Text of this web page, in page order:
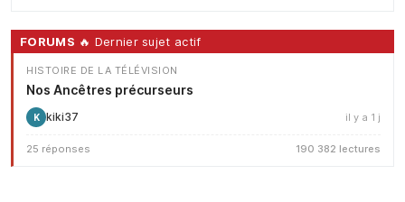
FORUMS 🔥 Dernier sujet actif
HISTOIRE DE LA TÉLÉVISION
Nos Ancêtres précurseurs
K kiki37 il y a 1 j
25 réponses 190 382 lectures